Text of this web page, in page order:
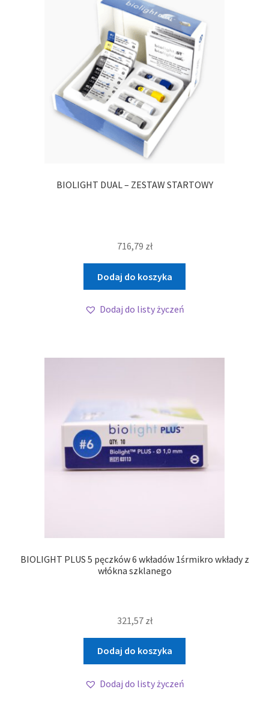
BIOLIGHT DUAL – ZESTAW STARTOWY
716,79 zł
Dodaj do koszyka
Dodaj do listy życzeń
BIOLIGHT PLUS 5 pęczków 6 wkładów 1śrmikro wkłady z
włókna szklanego
321,57 zł
Dodaj do koszyka
Dodaj do listy życzeń